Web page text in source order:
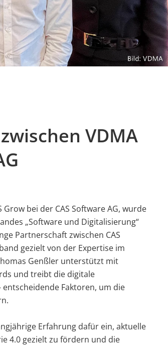
VDMA
bei der CAS Software AG, wurde
„Software und Digitalisierung“
Partnerschaft zwischen CAS
gezielt von der Expertise im
Genßler unterstützt mit
und treibt die digitale
Faktoren, um die
Erfahrung dafür ein, aktuelle
4.0 gezielt zu fördern und die